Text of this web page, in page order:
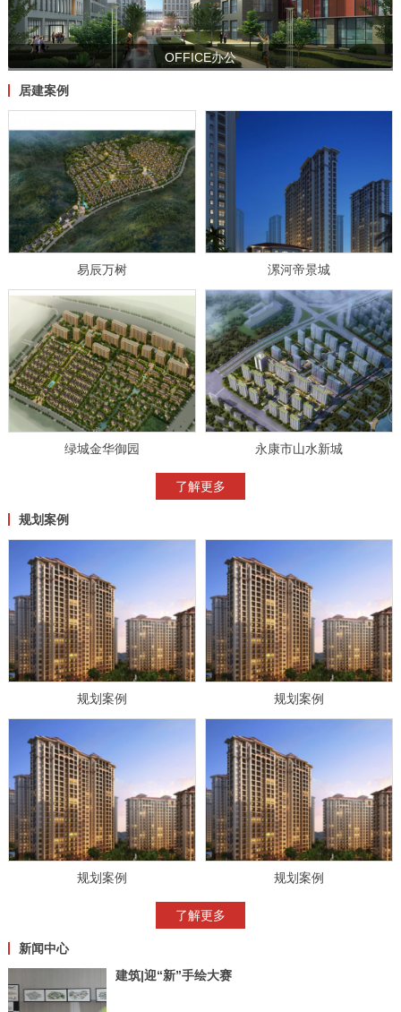
OFFICE办公
居建案例
易辰万树
绿城金华御园
漯河帝景城
永康市山水新城
了解更多
规划案例
规划案例
规划案例
规划案例
规划案例
了解更多
新闻中心
建筑|迎“新”手绘大赛